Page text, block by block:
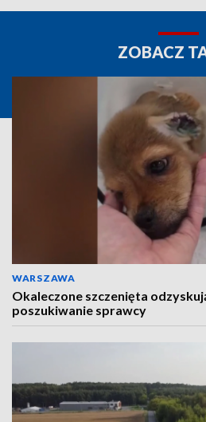
ZOBACZ
WARSZAWA
Okaleczone szczenięta
poszukiwanie sprawcy